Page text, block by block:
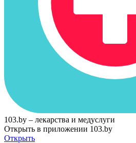
103.by – лекарства и медуслуги
Открыть в приложении 103.by
Открыть